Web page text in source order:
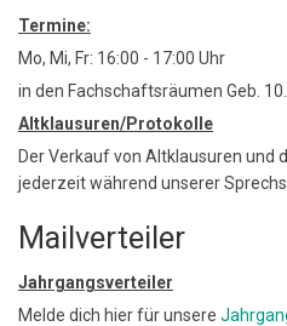
Termine:
Mo, Mi, Fr: 16:00 - 17:00 Uhr
in den Fachschaftsräumen Geb.
Altklausuren/Protokolle
Der Verkauf von Altklausuren und
jederzeit während unserer
Mailverteiler
Jahrgangsverteiler
Melde dich hier für unsere